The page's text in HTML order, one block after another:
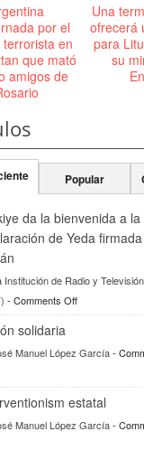
por el
en
que mató
amigos de
Una
ofrecerá
para
su
Popular
da la bienvenida a la
de Yeda
Institución de Radio y
- Comments Offon
Türkiye
la
a
solidaria
Manuel López García-
estatal
Manuel López García-